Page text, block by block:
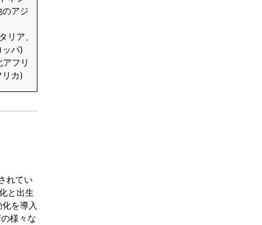
アジ
リア、
パ)
フリ
カ)
れてい
と出生
を導入
様々な